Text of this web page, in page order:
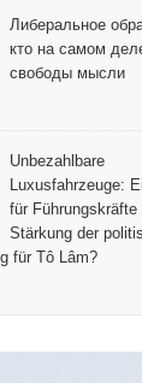
Либеральное
кто на самом
свободы мысли
Unbezahlbare
Luxusfahrzeuge:
für Führungskräfte
Stärkung der
für Tô Lâm?